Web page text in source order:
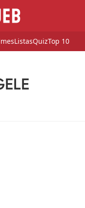
ListasQuizTop 10